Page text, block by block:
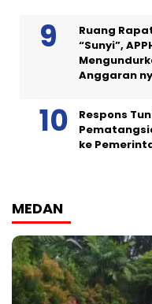
Ruang
“Sunyi”,
Anggaran
Respons
ke
MEDAN